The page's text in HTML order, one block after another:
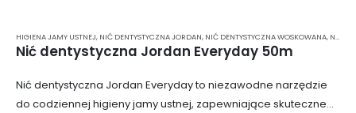
HIGIENA JAMY USTNEJ, NIĆ DENTYSTYCZNA JORDAN, NIĆ DENTYSTYCZNA WOSKOWANA, NIĆ DENTYSTYCZNA Z MIĘTĄ
Nić dentystyczna Jordan Everyday 50m
Nić dentystyczna Jordan Everyday to niezawodne narzędzie
do codziennej higieny jamy ustnej, zapewniające skuteczne